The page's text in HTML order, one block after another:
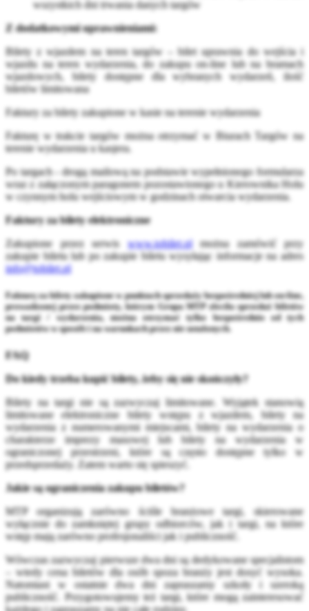
wszystkich dni trwania danych targów
Z dodatkowymi uprawnieniami:
Bilety z wjazdem na teren targów – bilet uprawnia do wejścia i
wjazdu na teren wydarzenia, do zakupu on-line lub na bramach
wjazdowych, bilety dostępne dla wybranych wydarzeń, ilość
biletów limitowana
Faktury za bilety zakupione w kasie na terenie wydarzenia
Fakturę w trakcie targów można otrzymać w Biurach Targów na
terenie wydarzenia u kasjera.
Po targach - drogą mailową na podstawie wypełnionego formularza
wraz z załączonym paragonem pozostawionego u Kierownika Holu
w czynnym holu wejściowym w godzinach otwarcia wydarzenia.
Faktury za bilety elektroniczne
Zakupione przez serwiswww.tobilet.plmożna zamówić przy
zakupie biletu lub po zakupie biletu wysyłając informacje na adres
info@tobilet.pl
Fakturę za bilety zakupione w punktach sprzedaży bezpośredniej lub on-line,
prowadzonej przez podmioty, którym Grupa MTP zleciła sprzedaż biletów
na targi / wydarzenia, można otrzymać tylko bezpośrednio od tych
podmiotów w sposób i na warunkach przez nie ustalonych.
FAQ
Do kiedy trzeba kupić bilety, żeby się nie skończyły?
Bilety na targi nie są zazwyczaj limitowane. Wyjątek stanowią
limitowane elektroniczne bilety wstępu z wjazdem, bilety na
wydarzenia z numerowanymi miejscami, bilety na wydarzenia o
charakterze imprezy masowej lub bilety na wydarzenia w
ograniczonej przestrzeni, które są często dostępne tylko w
przedsprzedaży. Zatem warto się spieszyć.
Jakie są ograniczenia zakupu biletów?
MTP organizują zarówno ściśle branżowe targi, skierowane
wyłącznie do zamkniętej grupy odbiorców, jak i targi, na które
wstęp mają zarówno profesjonaliści jak i publiczność.
Wówczas zazwyczaj pierwsze dwa dni są dedykowane specjalistom
– wtedy cena biletów dla osób spoza branży jest dosyć wysoka.
Natomiast w ostatnie dwa dni zapraszamy szkoły i szeroką
publiczność. Przygotowujemy też targi, które mogą zainteresować